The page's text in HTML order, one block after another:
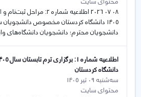
08 07 2026 اطلاعیه شماره ۲:
۱۴۰۵ دانشگاه كردستان مخصوص
دانشجويان محترم؛ دانشجويان دانشگاه‌های
دانشگاه كردستان
سه‌شنبه 09 تیر 1405
محتوای سایت